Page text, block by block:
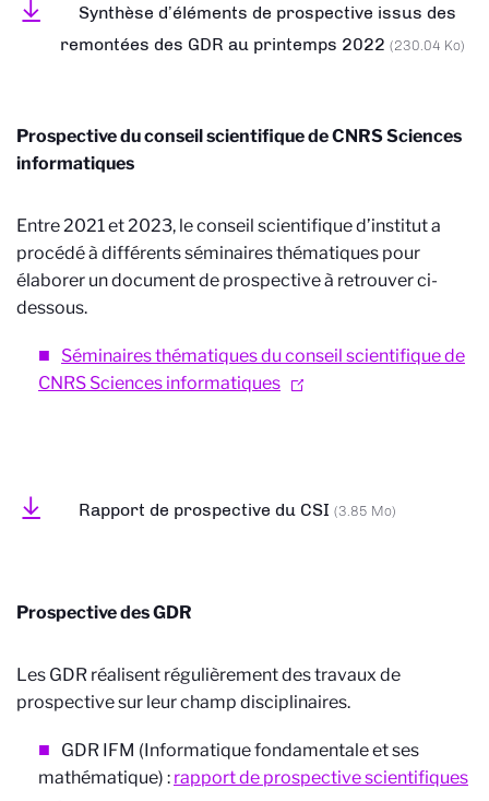
Synthèse d’éléments de prospective issus des
remontées des GDR au printemps 2022 (230.04 Ko)
Prospective du conseil scientifique de CNRS Sciences
informatiques
Entre 2021 et 2023, le conseil scientifique d’institut a
procédé à différents séminaires thématiques pour
élaborer un document de prospective à retrouver ci-
dessous.
Séminaires thématiques du conseil scientifique de
CNRS Sciences informatiques
Rapport de prospective du CSI (3.85 Mo)
Prospective des GDR
Les GDR réalisent régulièrement des travaux de
prospective sur leur champ disciplinaires.
GDR IFM (Informatique fondamentale et ses
mathématique) : rapport de prospective scientifiques